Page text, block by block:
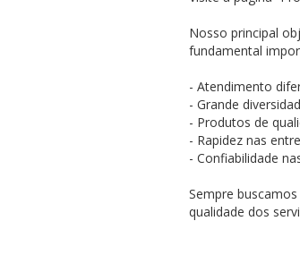
Nosso principal
fundamental
-
- Grande
- Produtos de
- Rapidez nas
- Confiabilidade
Sempre
qualidade dos